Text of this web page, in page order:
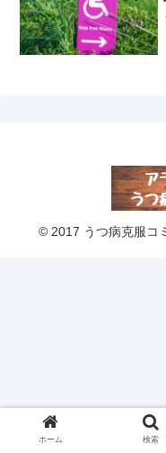
© 2017 うつ病克服コ
ホーム 検索